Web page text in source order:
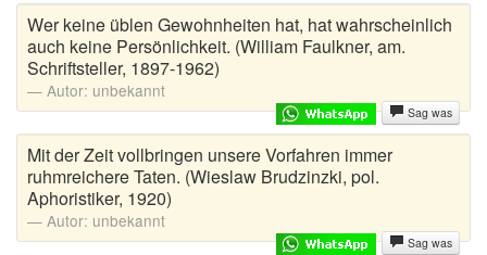
Bauernwitze
Bayern Witze
Beamtenwitze
Bierwitze
Bill Clinton Witze
Blondinenwitze
Wer keine üblen Gewohnheiten hat, hat wahrscheinlich
auch keine Persönlichkeit. (William Faulkner, am.
Schriftsteller, 1897-1962)
Autor: unbekannt
Sag was
Mit der Zeit vollbringen unsere Vorfahren immer
ruhmreichere Taten. (Wieslaw Brudzinzki, pol.
Aphoristiker, 1920)
Autor: unbekannt
Sag was